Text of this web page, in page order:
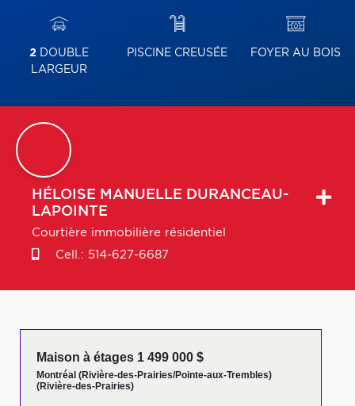
2 DOUBLE
LARGEUR
PISCINE CREUSÉE FOYER AU BOIS
HÉLOISE MANUELLE DURANCEAU-
LAPOINTE
Courtière immobilière résidentiel
Cell.: 514-627-6687
Maison à étages 1 499 000 $
Montréal (Rivière-des-Prairies/Pointe-aux-Trembles)
(Rivière-des-Prairies)